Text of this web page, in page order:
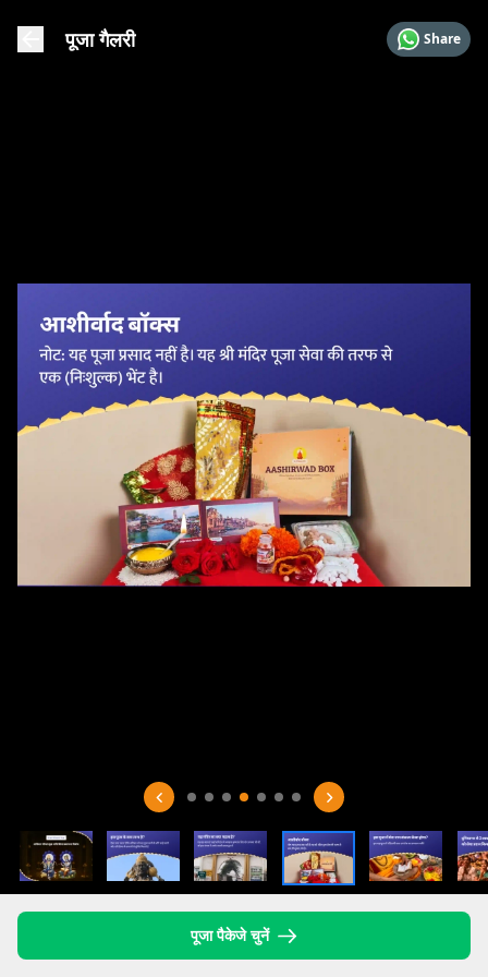
पूजा गैलरी Share
पूजा पैकेजे चुनें